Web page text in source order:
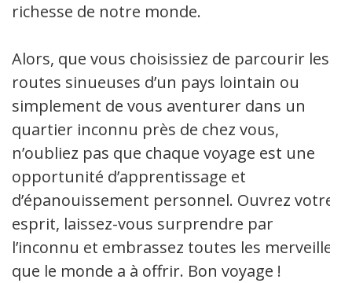
richesse de notre monde.
Alors, que vous choisissiez de parcourir les
routes sinueuses d’un pays lointain ou
simplement de vous aventurer dans un
quartier inconnu près de chez vous,
n’oubliez pas que chaque voyage est une
opportunité d’apprentissage et
d’épanouissement personnel. Ouvrez votre
esprit, laissez-vous surprendre par
l’inconnu et embrassez toutes les merveilles
que le monde a à offrir. Bon voyage !